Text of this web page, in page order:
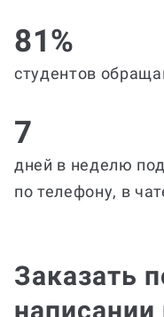
81%
студентов
7
дней в неделю
по телефону, в
Заказать